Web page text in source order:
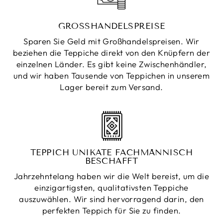
GROSSHANDELSPREISE
Sparen Sie Geld mit Großhandelspreisen. Wir
beziehen die Teppiche direkt von den Knüpfern der
einzelnen Länder. Es gibt keine Zwischenhändler,
und wir haben Tausende von Teppichen in unserem
Lager bereit zum Versand.
TEPPICH UNIKATE FACHMÄNNISCH
BESCHAFFT
Jahrzehntelang haben wir die Welt bereist, um die
einzigartigsten, qualitativsten Teppiche
auszuwählen. Wir sind hervorragend darin, den
perfekten Teppich für Sie zu finden.